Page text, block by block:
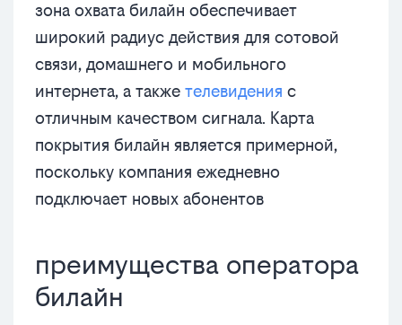
зона охвата билайн обеспечивает
широкий радиус действия для сотовой
связи, домашнего и мобильного
интернета, а также телевидения с
отличным качеством сигнала. Карта
покрытия билайн является примерной,
поскольку компания ежедневно
подключает новых абонентов
преимущества оператора
билайн